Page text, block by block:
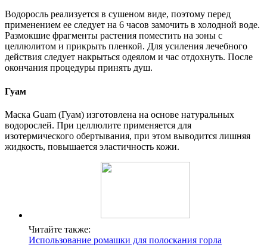
Водоросль реализуется в сушеном виде, поэтому перед
применением ее следует на 6 часов замочить в холодной воде.
Размокшие фрагменты растения поместить на зоны с
целлюлитом и прикрыть пленкой. Для усиления лечебного
действия следует накрыться одеялом и час отдохнуть. После
окончания процедуры принять душ.
Гуам
Маска Guam (Гуам) изготовлена на основе натуральных
водорослей. При целлюлите применяется для
изотермического обертывания, при этом выводится лишняя
жидкость, повышается эластичность кожи.
Читайте также:
Использование ромашки для полоскания горла